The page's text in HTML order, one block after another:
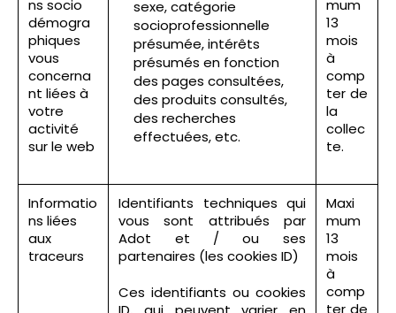
ns socio
démogra
phiques
vous
concerna
nt liées à
votre
activité
sur le web
sexe, catégorie
socioprofessionnelle
présumée, intérêts
présumés en fonction
des pages consultées,
des produits consultés,
des recherches
effectuées, etc.
mum
13
mois
à
comp
ter de
la
collec
te.
Informatio
ns liées
aux
traceurs
Identifiants techniques qui
vous sont attribués par
Adot et / ou ses
partenaires (les cookies ID)
Ces identifiants ou cookies
Maxi
mum
13
mois
à
comp
ter de